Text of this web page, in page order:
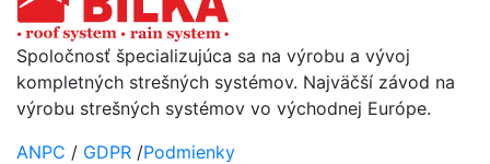
Spoločnosť špecializujúca sa na výrobu a vývoj
kompletných strešných systémov. Najväčší závod na
výrobu strešných systémov vo východnej Európe.
ANPC / GDPR /Podmienky